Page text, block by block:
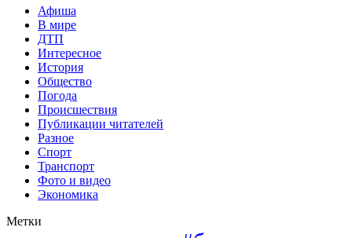
Афиша
В мире
ДТП
Интересное
История
Общество
Погода
Происшествия
Публикации читателей
Разное
Спорт
Транспорт
Фото и видео
Экономика
Метки